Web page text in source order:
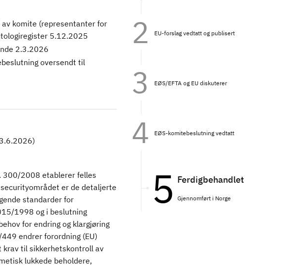
komite (representanter for
5.12.2025
2.3.2026
oversendt til
300/2008 etablerer felles
er de detaljerte
standarder for
1998 og i beslutning
for endring og klargjøring
endrer forordning (EU)
til sikkerhetskontroll av
lukkede beholdere,
EU-forslag vedtatt og publisert
EØS/EFTA og EU diskuterer
EØS-komitebeslutning vedtatt
Ferdigbehandlet
Gjennomført i Norge